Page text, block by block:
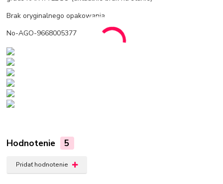
Brak oryginalnego opakowania
No-AGO-9668005377
Hodnotenie 5
Pridať hodnotenie